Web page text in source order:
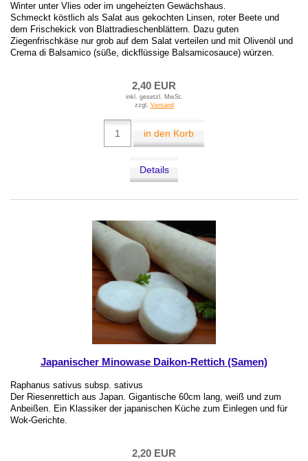
Winter unter Vlies oder im ungeheizten Gewächshaus.
Schmeckt köstlich als Salat aus gekochten Linsen, roter Beete und
dem Frischekick von Blattradieschenblättern. Dazu guten
Ziegenfrischkäse nur grob auf dem Salat verteilen und mit Olivenöl und
Crema di Balsamico (süße, dickflüssige Balsamicosauce) würzen.
2,40 EUR
inkl. gesetzl. MwSt.
zzgl. Versand
in den Korb
Details
Japanischer Minowase Daikon-Rettich (Samen)
Raphanus sativus subsp. sativus
Der Riesenrettich aus Japan. Gigantische 60cm lang, weiß und zum
Anbeißen. Ein Klassiker der japanischen Küche zum Einlegen und für
Wok-Gerichte.
2,20 EUR